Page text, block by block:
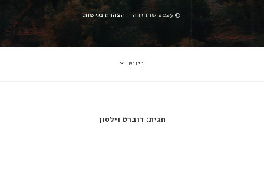
© 2025 שחרזדה - הצהרת נגישות
ניווט
תגית: רוברט וילסון